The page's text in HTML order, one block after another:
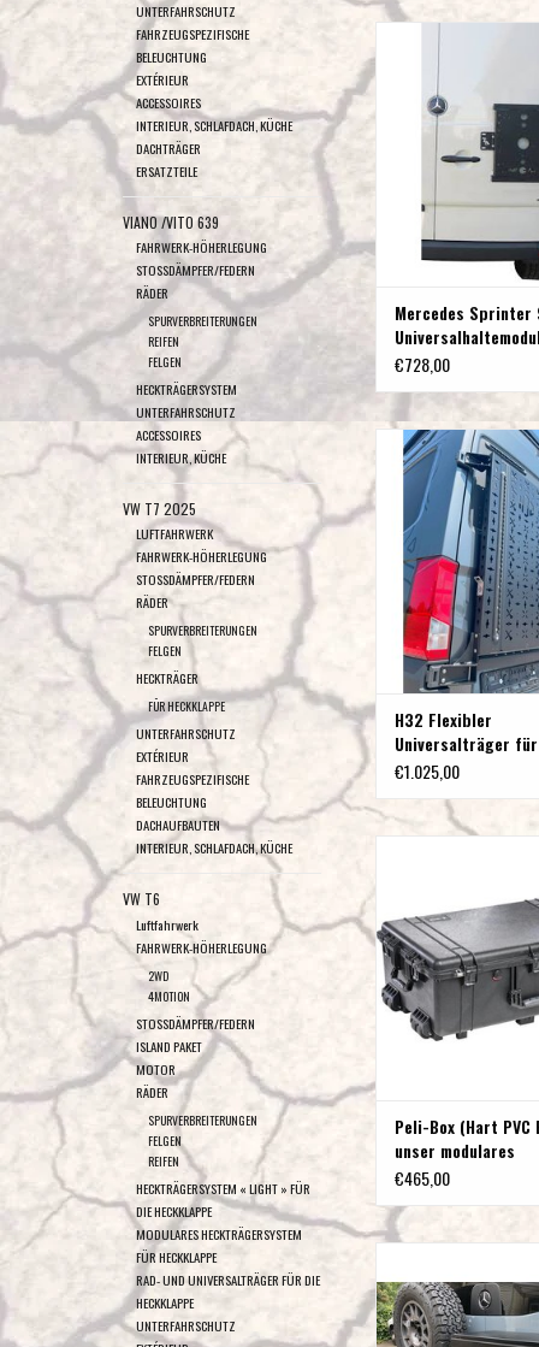
UNTERFAHRSCHUTZ
FAHRZEUGSPEZIFISCHE
BELEUCHTUNG
EXTÉRIEUR
ACCESSOIRES
INTERIEUR, SCHLAFDACH, KÜCHE
DACHTRÄGER
ERSATZTEILE
VIANO /VITO 639
FAHRWERK-HÖHERLEGUNG
STOSSDÄMPFER/FEDERN
RÄDER
SPURVERBREITERUNGEN
REIFEN
FELGEN
HECKTRÄGERSYSTEM
UNTERFAHRSCHUTZ
ACCESSOIRES
INTERIEUR, KÜCHE
VW T7 2025
LUFTFAHRWERK
FAHRWERK-HÖHERLEGUNG
STOSSDÄMPFER/FEDERN
RÄDER
SPURVERBREITERUNGEN
FELGEN
HECKTRÄGER
FÜR HECKKLAPPE
UNTERFAHRSCHUTZ
EXTÉRIEUR
FAHRZEUGSPEZIFISCHE
BELEUCHTUNG
DACHAUFBAUTEN
INTERIEUR, SCHLAFDACH, KÜCHE
VW T6
Luftfahrwerk
FAHRWERK-HÖHERLEGUNG
2WD
4MOTION
STOSSDÄMPFER/FEDERN
ISLAND PAKET
MOTOR
RÄDER
SPURVERBREITERUNGEN
FELGEN
REIFEN
HECKTRÄGERSYSTEM « LIGHT » FÜR
DIE HECKKLAPPE
MODULARES HECKTRÄGERSYSTEM
FÜR HECKKLAPPE
RAD- UND UNIVERSALTRÄGER FÜR DIE
HECKKLAPPE
UNTERFAHRSCHUTZ
Mercedes Sprinter 906 /
Universalhaltemodul für
ZUM WARENKORB
Mercedes Sprinter
Hecktür rechts
€728,00
H32 Flexibler
Hecktür links Mercedes
907 (mit 180°
ZUM WARENKORB
H32 Flexibler
Universalträger
Hecktür links
180° Scharnieren)
€1.025,00
T5/T6 und MB
ZUM WARENKORB
Peli-Box (Hart PVC
unser modulares
Heckträgersystem
€465,00
Staubox 61 x 48 x
ZUM WARENKORB